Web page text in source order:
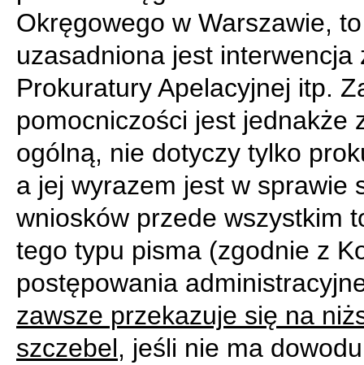
Okręgowego w Warszawie, to
uzasadniona jest interwencja
Prokuratury Apelacyjnej itp.
pomocniczości jest jednakże
ogólną, nie dotyczy tylko
a jej wyrazem jest w sprawie
wniosków przede wszystkim
tego typu pisma (zgodnie z
postępowania
zawsze przekazuje się na
szczebel, jeśli nie ma